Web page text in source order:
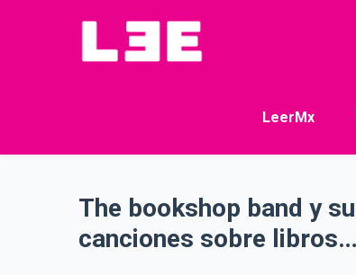
LeerMx
The bookshop band y
canciones sobre libros…